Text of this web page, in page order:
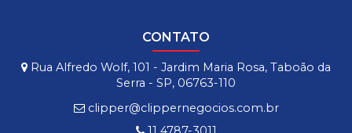
CONTATO
Rua Alfredo Wolf, 101 - Jardim Maria Rosa, Taboão da
Serra - SP, 06763-110
clipper@clippernegocios.com.br